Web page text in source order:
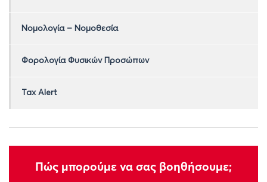
Νομολογία – Νομοθεσία
Φορολογία Φυσικών Προσώπων
Tax Alert
Πώς μπορούμε να σας βοηθήσουμε;